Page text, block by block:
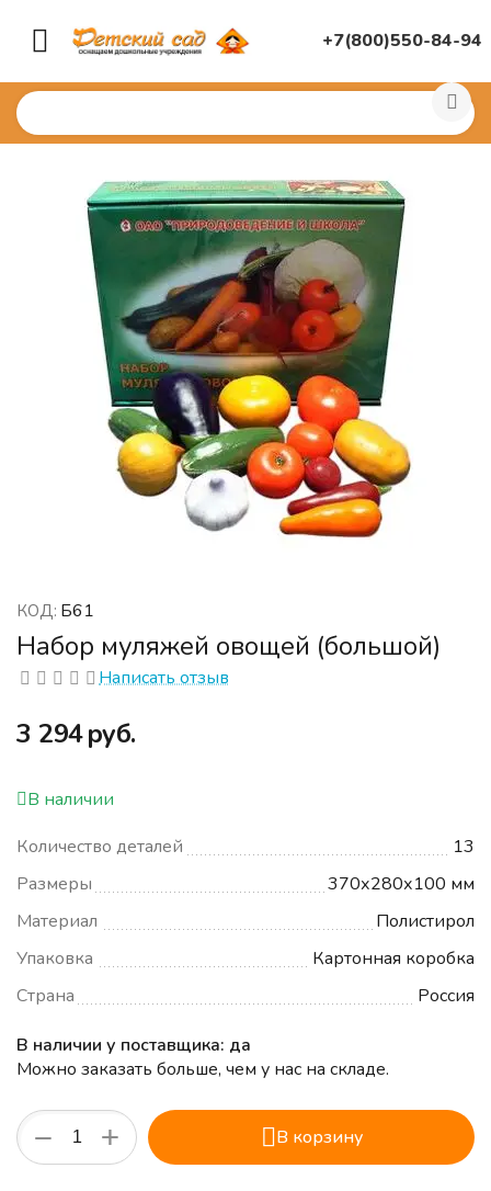
+7(800)550-84-94
Главная
КОД: Б61
Набор муляжей овощей (большой)
Написать отзыв
‍3 294‍руб.
В наличии
Количество деталей
13
Размеры
370х280х100 мм
Материал
Полистирол
Упаковка
Картонная коробка
Страна
Россия
В наличии у поставщика: да
Можно заказать больше, чем у нас на складе.
+
− В корзину